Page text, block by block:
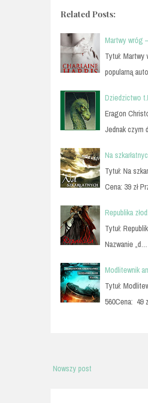
Related Posts:
Martwy wróg
Tytuł:
popularną
Dziedzictwo
Eragon
Jednak czym
Na
Tytuł: Na
Cena: 39 zł
Republika
Tytuł:
Nazwanie „d…
Modlitewnik
Tytuł:
560Cena: 49
Nowszy post